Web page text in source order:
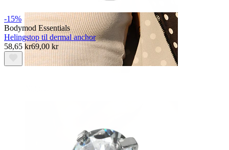
-15%
Bodymod Essentials
Helingstop til dermal anchor
58,65 kr69,00 kr